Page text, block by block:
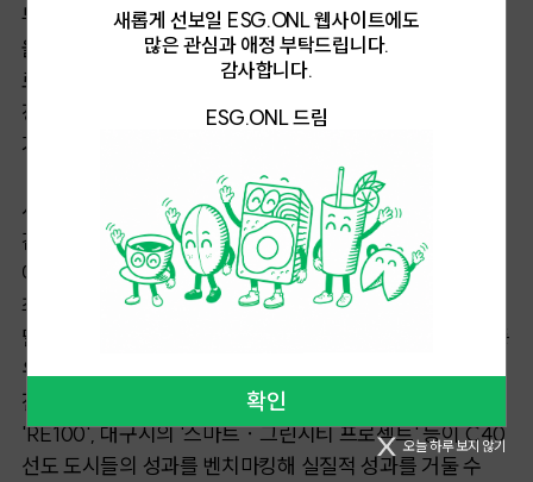
부문에서도 혁신적 접근이 가능한데, 파리는 2024년 하계
올림픽을 계기로 자전거 도로를 대폭 확장했고,
로스앤젤레스는 전기버스 도입을 가속화했다. 이런
정책들은 시민들의 일상에 직접적 영향을 미치면서
가시적인 온실가스 배출량 감소로 이어지고 있는 것이다.
서울시 역시 C40의 멤버로 활동하고 있지만 구체적인
감축성과는 아직 선도 도시들에 비해 미흡한 상황이다.
에너지 효율과 재생에너지 전환에서는 개선의 여지가 크다.
최근 서울시가 목표로 두고 있는 '2050 탄소중립 도시
달성'의 실행이 관건이다. 서울 뿐 아니라
부산, 인천, 대구 등
우리나라 주요 도시들도 각자의 특성에 맞는 탄소감축
전략을 수립하고 있다. 부산시의 '그린뉴딜 정책', 인천시의
'RE100', 대구시의 '스마트ㆍ그린시티 프로젝트' 등이 C40
선도 도시들의 성과를 벤치마킹해 실질적 성과를 거둘 수
새롭게 선보일 ESG.ONL 웹사이트에도
많은 관심과 애정 부탁드립니다.
감사합니다.
ESG.ONL 드림
확인
오늘 하루 보지 않기